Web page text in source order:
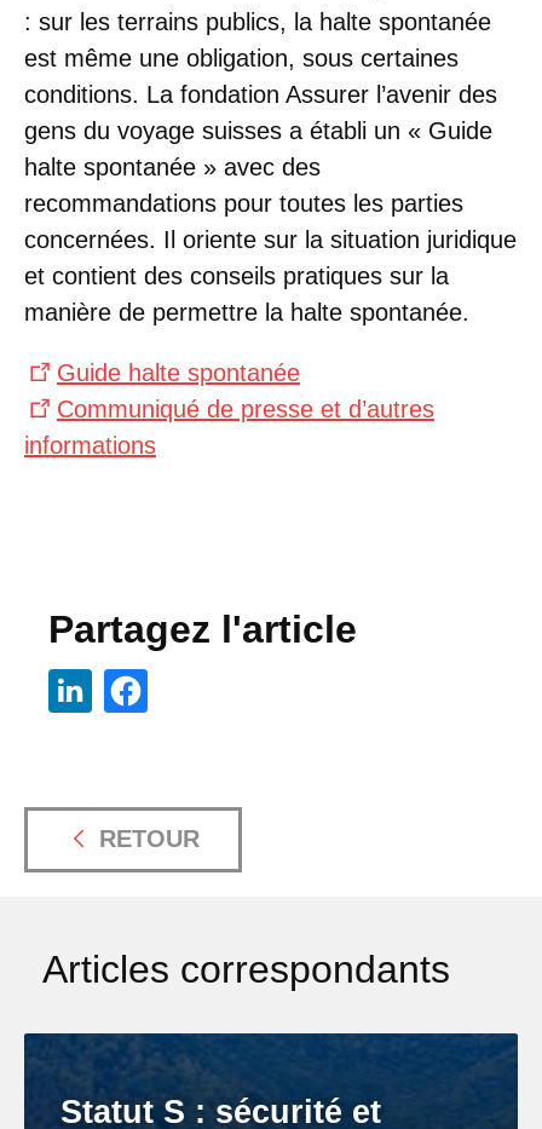
: sur les terrains publics, la halte spontanée
est même une obligation, sous certaines
conditions. La fondation Assurer l’avenir des
gens du voyage suisses a établi un « Guide
halte spontanée » avec des
recommandations pour toutes les parties
concernées. Il oriente sur la situation juridique
et contient des conseils pratiques sur la
manière de permettre la halte spontanée.
Guide halte spontanée
Communiqué de presse et d’autres
informations
Partagez l'article
RETOUR
Articles correspondants
Statut S : sécurité et